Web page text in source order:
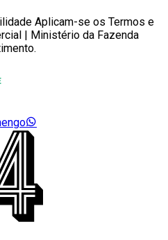
Aplicam-se os Termos e
| Ministério da Fazenda